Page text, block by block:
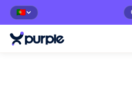
🇵🇹